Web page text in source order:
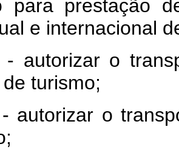
para prestação
e internacional
o
turismo;
o